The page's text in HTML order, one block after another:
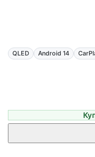
QLED Android 14